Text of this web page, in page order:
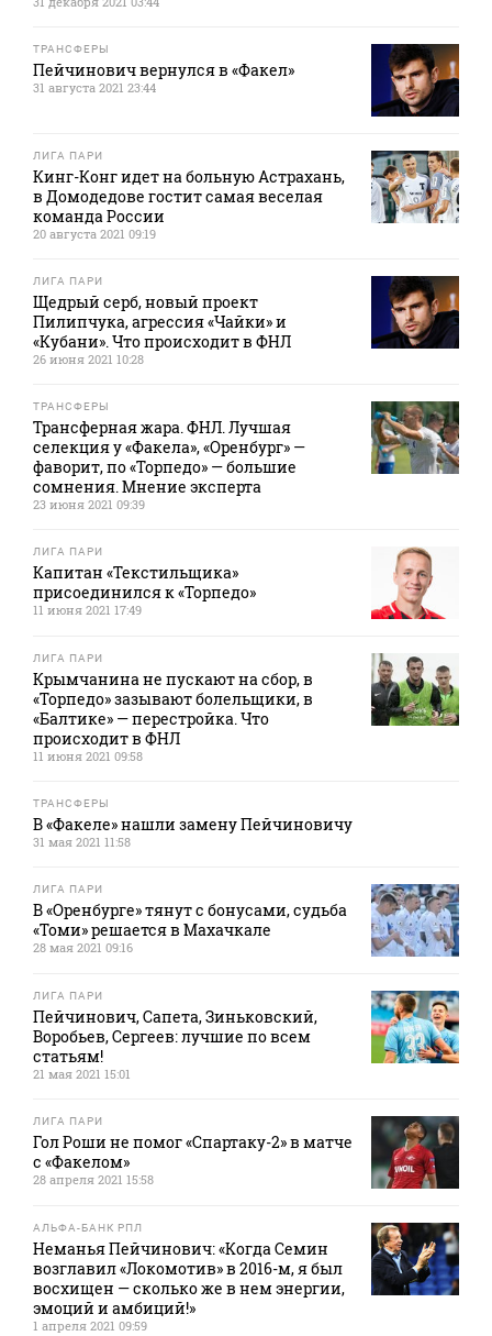
ТРАНСФЕРЫ
Пейчинович вернулся в «Факел»
31 августа 2021 23:44
ЛИГА ПАРИ
Кинг-Конг идет на больную Астрахань,
в Домодедове гостит самая веселая
команда России
20 августа 2021 09:19
ЛИГА ПАРИ
Щедрый серб, новый проект
Пилипчука, агрессия «Чайки» и
«Кубани». Что происходит в ФНЛ
26 июня 2021 10:28
ТРАНСФЕРЫ
Трансферная жара. ФНЛ. Лучшая
селекция у «Факела», «Оренбург» —
фаворит, по «Торпедо» — большие
сомнения. Мнение эксперта
23 июня 2021 09:39
ЛИГА ПАРИ
Капитан «Текстильщика»
присоединился к «Торпедо»
11 июня 2021 17:49
ЛИГА ПАРИ
Крымчанина не пускают на сбор, в
«Торпедо» зазывают болельщики, в
«Балтике» — перестройка. Что
происходит в ФНЛ
11 июня 2021 09:58
ТРАНСФЕРЫ
В «Факеле» нашли замену Пейчиновичу
31 мая 2021 11:58
ЛИГА ПАРИ
В «Оренбурге» тянут с бонусами, судьба
«Томи» решается в Махачкале
28 мая 2021 09:16
ЛИГА ПАРИ
Пейчинович, Сапета, Зиньковский,
Воробьев, Сергеев: лучшие по всем
статьям!
21 мая 2021 15:01
ЛИГА ПАРИ
Гол Роши не помог «Спартаку-2» в матче
с «Факелом»
28 апреля 2021 15:58
АЛЬФА-БАНК РПЛ
Неманья Пейчинович: «Когда Семин
возглавил «Локомотив» в 2016-м, я был
восхищен — сколько же в нем энергии,
эмоций и амбиций!»
1 апреля 2021 09:59